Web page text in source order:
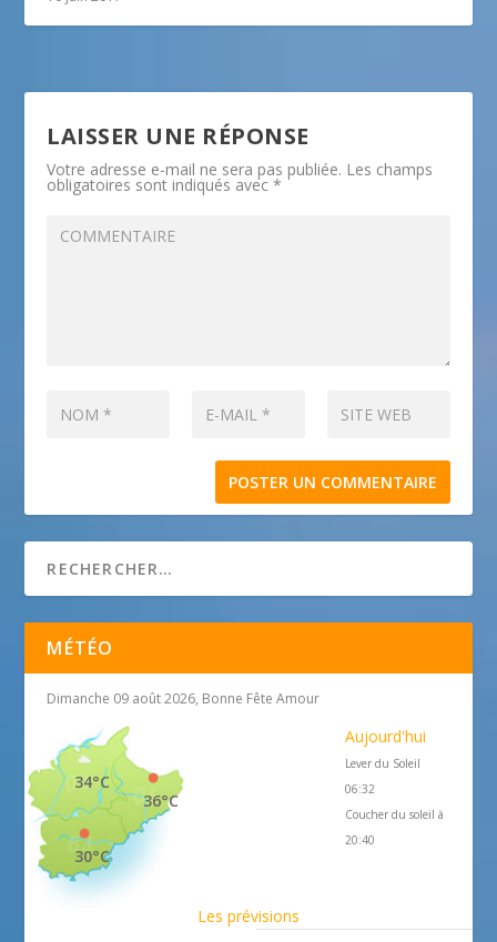
LAISSER UNE RÉPONSE
Votre adresse e-mail ne sera pas publiée. Les champs
obligatoires sont indiqués avec*
MÉTÉO
Dimanche 09 août 2026, Bonne Fête Amour
36°C
34°C
30°C
Aujourd'hui
Lever du Soleil
06:32
Coucher du soleil à
20:40
Les prévisions